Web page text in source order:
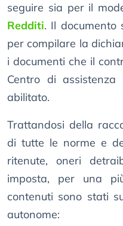
seguire sia per il
Redditi. Il documento
per compilare la
i documenti che il
Centro di
abilitato.
Trattandosi della
di tutte le norme e
ritenute, oneri
imposta, per una
contenuti sono stati
autonome: